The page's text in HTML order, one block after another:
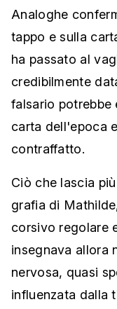
Analoghe
tappo e sulla
ha passato al
credibilmente
falsario potrebbe
carta dell'epoca
contraffatto.
Ciò che lascia
grafia di
corsivo regolare
insegnava allora
nervosa, quasi
influenzata dalla